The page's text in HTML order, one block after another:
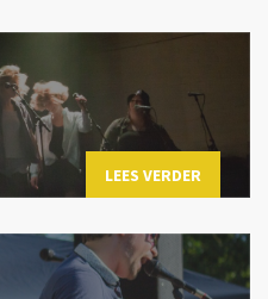
LEES VERDER